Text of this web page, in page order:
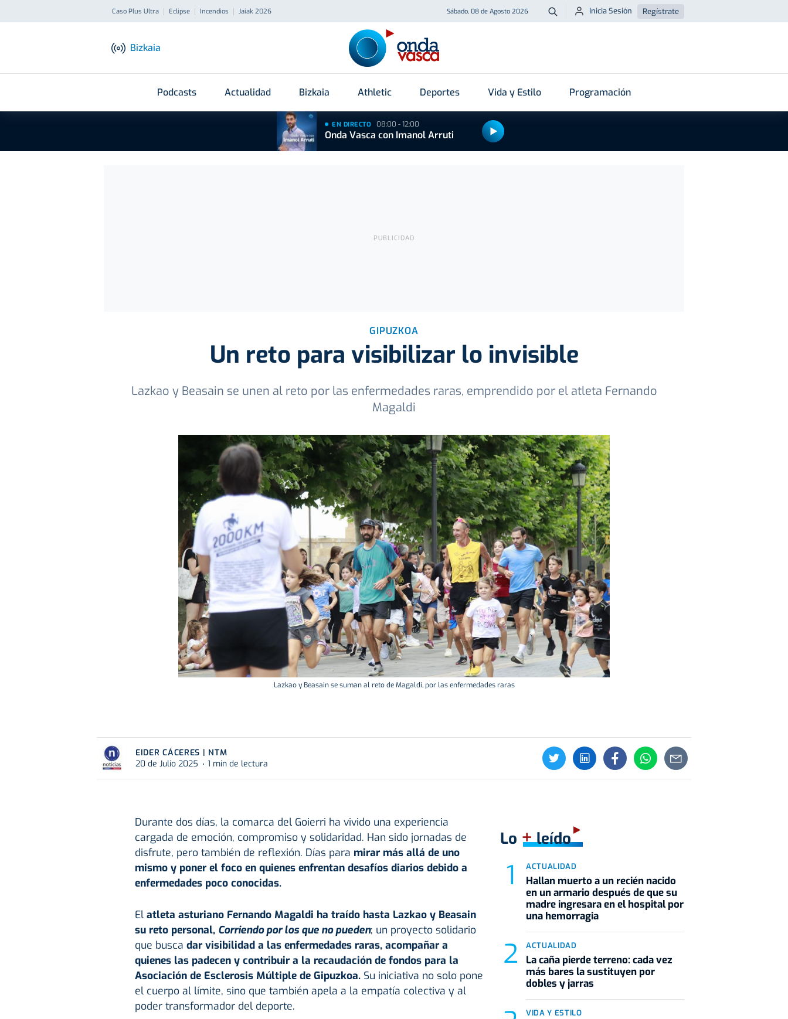
Caso Plus Ultra Eclipse Incendios Jaiak 2026 Sábado, 08 de Agosto 2026 Buscar
Inicia Sesión Regístrate
Bizkaia
Podcasts Actualidad Bizkaia Athletic Deportes Vida y Estilo Programación
EN DIRECTO 08:00 - 12:00
Onda Vasca con Imanol Arruti
GIPUZKOA
Un reto para visibilizar lo invisible
Lazkao y Beasain se unen al reto por las enfermedades raras, emprendido por el atleta Fernando
Magaldi
Lazkao y Beasain se suman al reto de Magaldi, por las enfermedades raras
EIDER CÁCERES | NTM
20 de Julio 2025
1 min de lectura
Durante dos días, la comarca del Goierri ha vivido una experiencia
cargada de emoción, compromiso y solidaridad. Han sido jornadas de
disfrute, pero también de reflexión. Días para mirar más allá de uno
mismo y poner el foco en quienes enfrentan desafíos diarios debido a
enfermedades poco conocidas.
Elatleta asturiano Fernando Magaldi ha traído hasta Lazkaoy Beasain
su reto personal, Corriendo por los que no pueden; un proyecto solidario
que busca dar visibilidad a las enfermedades raras, acompañar a
quienes las padecen y contribuir a la recaudación de fondos para la
Asociación de Esclerosis Múltiple de Gipuzkoa.Su iniciativa no solo pone
el cuerpo al límite, sino que también apela a la empatía colectiva y al
poder transformador del deporte.
Lo +leído
ACTUALIDAD
Hallan muerto a un recién nacido
en un armario después de que su
madre ingresara en el hospital por
una hemorragia
ACTUALIDAD
La caña pierde terreno: cada vez
más bares la sustituyen por
dobles y jarras
VIDA Y ESTILO